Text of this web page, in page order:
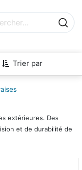
Trier par
extérieures. Des
et de durabilité de